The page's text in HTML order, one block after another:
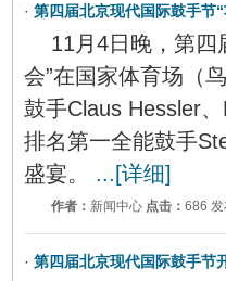
· 第四届北京现代国际鼓手节
11月4日晚，第四
会”在国家体育场（
鼓手Claus Hessler
排名第一全能鼓手
盛宴。
...[详细]
作者： 新闻中心 点击： 686
· 第四届北京现代国际鼓手节